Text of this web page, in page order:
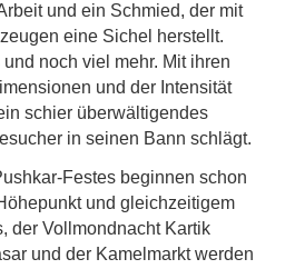
und ein Schmied, der mit
eine Sichel herstellt.
noch viel mehr. Mit ihren
und der Intensität
schier überwältigendes
in seinen Bann schlägt.
Festes beginnen schon
und gleichzeitigem
der Vollmondnacht Kartik
und der Kamelmarkt werden